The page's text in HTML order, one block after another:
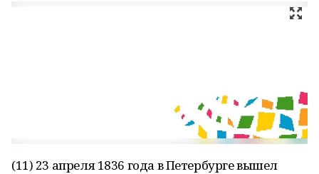
(11) 23 апреля 1836 года в Петербурге вышел